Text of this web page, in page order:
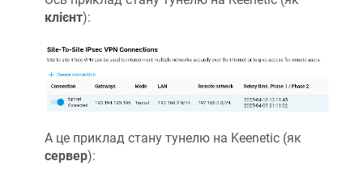
клієнт):
А це приклад стану тунелю на Keenetic (як
сервер):